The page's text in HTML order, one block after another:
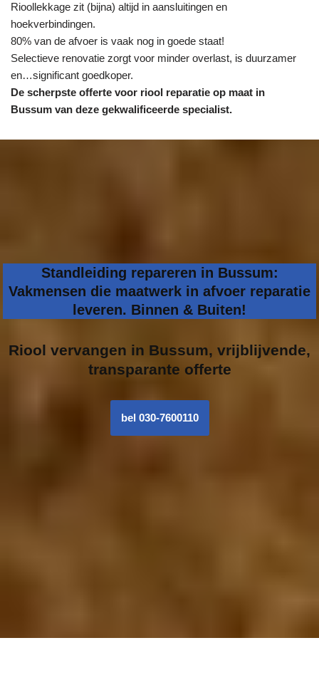
Rioollekkage zit (bijna) altijd in aansluitingen en
hoekverbindingen.
80% van de afvoer is vaak nog in goede staat!
Selectieve renovatie zorgt voor minder overlast, is duurzamer
en…significant goedkoper.
De scherpste offerte voor riool reparatie op maat in
Bussum van deze gekwalificeerde specialist.
Standleiding repareren in Bussum:
Vakmensen die maatwerk in afvoer reparatie
leveren. Binnen & Buiten!
Riool vervangen in Bussum, vrijblijvende,
transparante offerte
bel 030-7600110